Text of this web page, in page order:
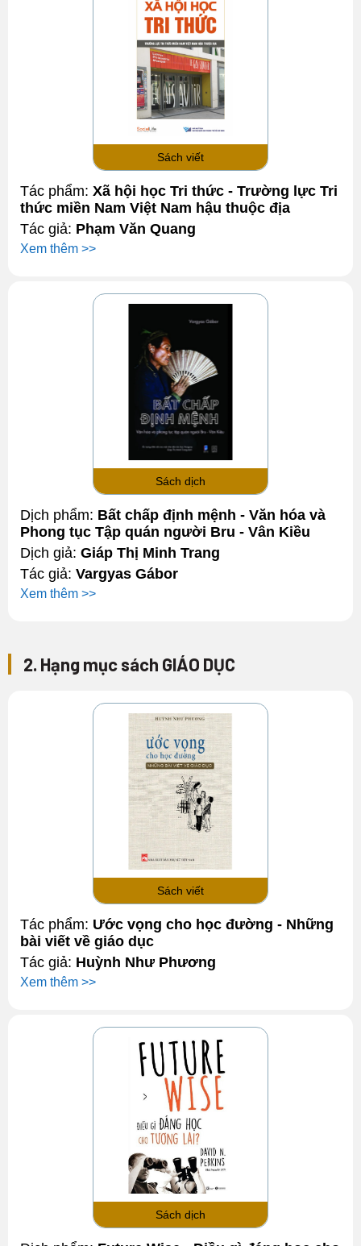
Sách viết
Tác phẩm: Xã hội học Tri thức - Trường lực Tri
thức miền Nam Việt Nam hậu thuộc địa
Tác giả: Phạm Văn Quang
Xem thêm >>
Sách dịch
Dịch phẩm: Bất chấp định mệnh - Văn hóa và
Phong tục Tập quán người Bru - Vân Kiều
Dịch giả: Giáp Thị Minh Trang
Tác giả: Vargyas Gábor
Xem thêm >>
2. Hạng mục sách GIÁO DỤC
Sách viết
Tác phẩm: Ước vọng cho học đường - Những
bài viết về giáo dục
Tác giả: Huỳnh Như Phương
Xem thêm >>
Sách dịch